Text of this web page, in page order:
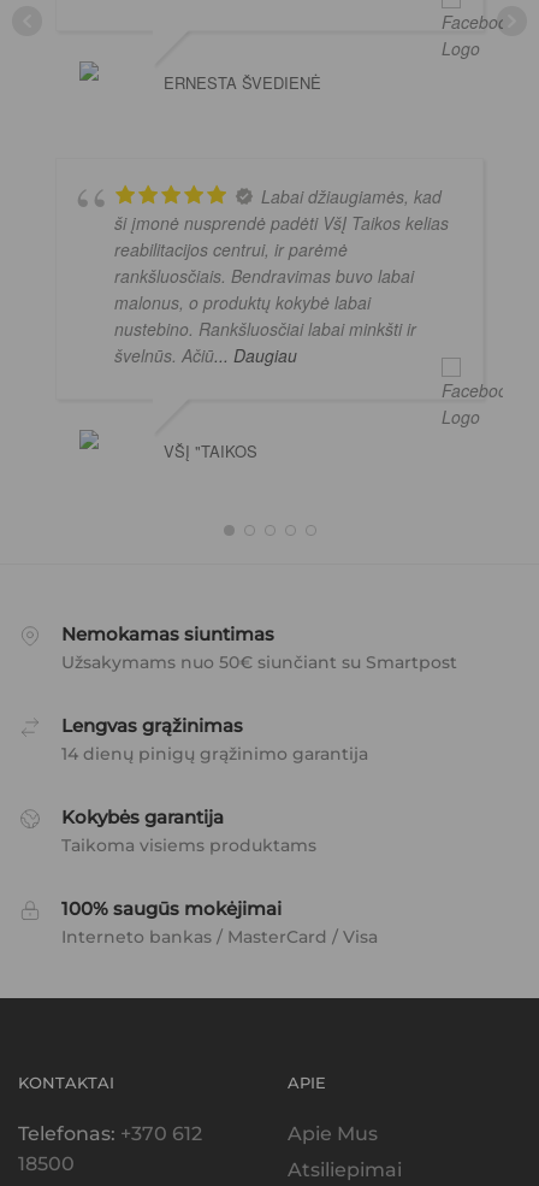
ERNESTA ŠVEDIENĖ
Labai džiaugiamės, kad
ši įmonė nusprendė padėti VšĮ Taikos kelias
reabilitacijos centrui, ir parėmė
rankšluosčiais. Bendravimas buvo labai
malonus, o produktų kokybė labai
nustebino. Rankšluosčiai labai minkšti ir
švelnūs. Ačiū... Daugiau
VŠĮ "TAIKOS
Nemokamas siuntimas
Užsakymams nuo 50€ siunčiant su Smartpost
Lengvas grąžinimas
14 dienų pinigų grąžinimo garantija
Kokybės garantija
Taikoma visiems produktams
100% saugūs mokėjimai
Interneto bankas / MasterCard / Visa
KONTAKTAI
Telefonas: +370 612
18500
APIE
Apie Mus
Atsiliepimai